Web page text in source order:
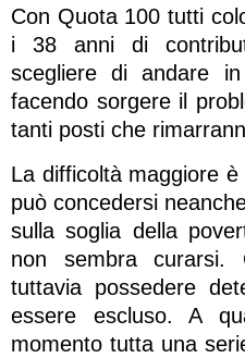
Con Quota 100 tutti
i 38 anni di
scegliere di andare
facendo sorgere il
tanti posti che
La difficoltà maggiore
può concedersi
sulla soglia della
non sembra curarsi.
tuttavia possedere
essere escluso. A
momento tutta una